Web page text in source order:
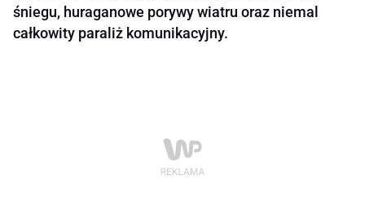
śniegu, huraganowe porywy wiatru oraz niemal
całkowity paraliż komunikacyjny.